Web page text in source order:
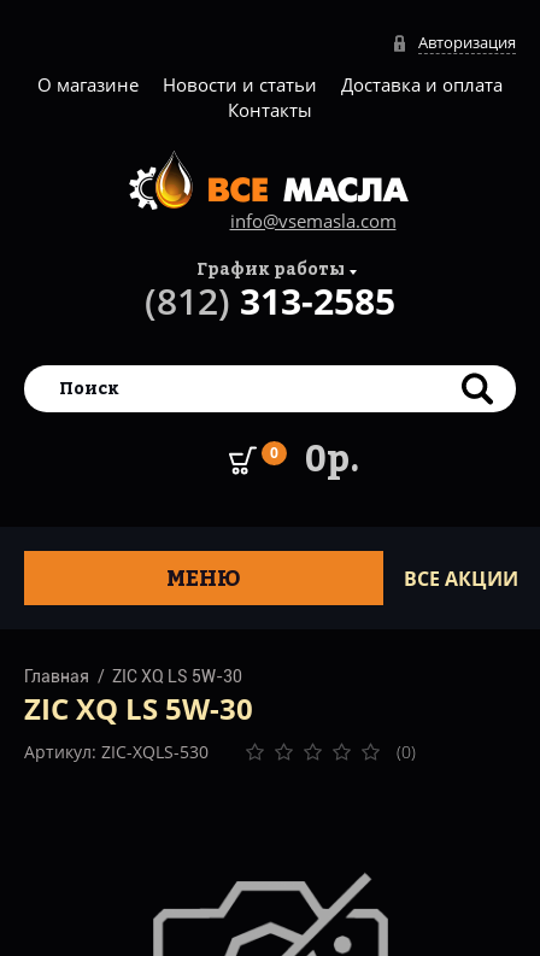
Авторизация
О магазине Новости и статьи
Доставка и оплата
Контакты
info@vsemasla.com
0 0р.
График работы
(812) 313-2585
МЕНЮ ВСЕ АКЦИИ
Главная ZIC XQ LS 5W-30
ZIC XQ LS 5W-30
Артикул: ZIC-XQLS-530 (0)